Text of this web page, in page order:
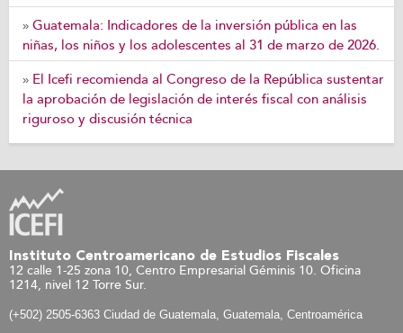
» Guatemala: Indicadores de la inversión pública en las
niñas, los niños y los adolescentes al 31 de marzo de 2026.
» El Icefi recomienda al Congreso de la República sustentar
la aprobación de legislación de interés fiscal con análisis
riguroso y discusión técnica
Instituto Centroamericano de Estudios Fiscales
12 calle 1-25 zona 10, Centro Empresarial Géminis 10. Oficina
1214, nivel 12 Torre Sur.
(+502) 2505-6363 Ciudad de Guatemala, Guatemala, Centroamérica